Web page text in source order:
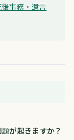
事務・遺言
が起きますか？